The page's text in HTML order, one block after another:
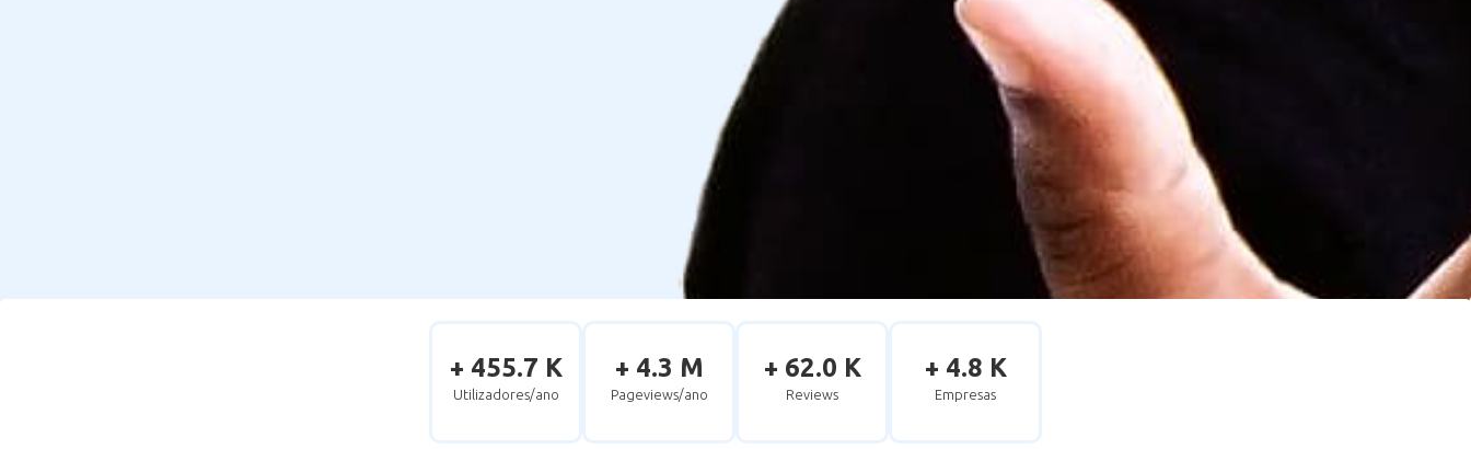
+ 455.7 K
Utilizadores/ano
+ 4.3 M
Pageviews/ano
+ 62.0 K
Reviews
+ 4.8 K
Empresas